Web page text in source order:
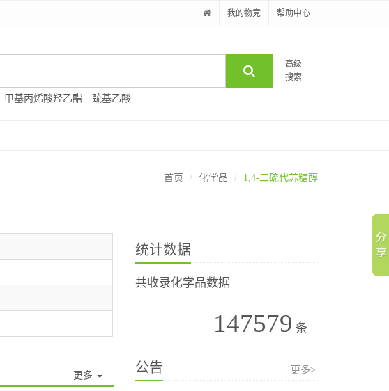
我的物竞 帮助中心
高级
搜索
甲基丙烯酸羟乙酯 巯基乙酸
首页 化学品 1,4-二硫代苏糖醇
更多
统计数据
共收录化学品数据
147579 条
公告 更多>